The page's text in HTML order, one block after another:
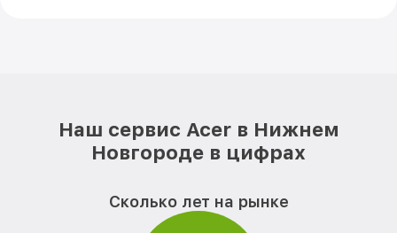
Наш сервис Acer в Нижнем
Новгороде в цифрах
Сколько лет на рынке